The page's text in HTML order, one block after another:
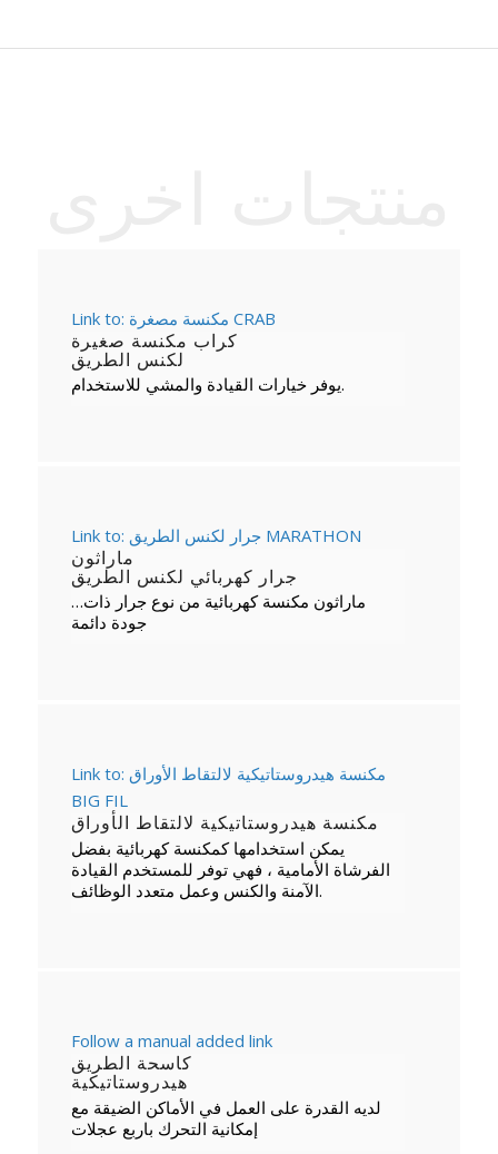
Link to: مكنسة مصغرة CRAB
كراب مكنسة صغيرة
لكنس الطريق
يوفر خيارات القيادة والمشي للاستخدام.
Link to: جرار لكنس الطريق MARATHON
ماراثون
جرار كهربائي لكنس الطريق
…ماراثون مكنسة كهربائية من نوع جرار ذات
جودة دائمة
Link to: مكنسة هيدروستاتيكية لالتقاط الأوراق
BIG FIL
مكنسة هيدروستاتيكية لالتقاط الأوراق
يمكن استخدامها كمكنسة كهربائية بفضل
الفرشاة الأمامية ، فهي توفر للمستخدم القيادة
الآمنة والكنس وعمل متعدد الوظائف.
Follow a manual added link
كاسحة الطريق
هيدروستاتيكية
لديه القدرة على العمل في الأماكن الضيقة مع
إمكانية التحرك باربع عجلات